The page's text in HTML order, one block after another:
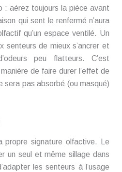
: aérez toujours la pièce avant
qui sent le renfermé n’aura
qu’un espace ventilé. Un
senteurs de mieux s’ancrer et
peu flatteurs. C’est
de faire durer l’effet de
sera pas absorbé (ou masqué)
propre signature olfactive. Le
un seul et même sillage dans
les senteurs à l’usage